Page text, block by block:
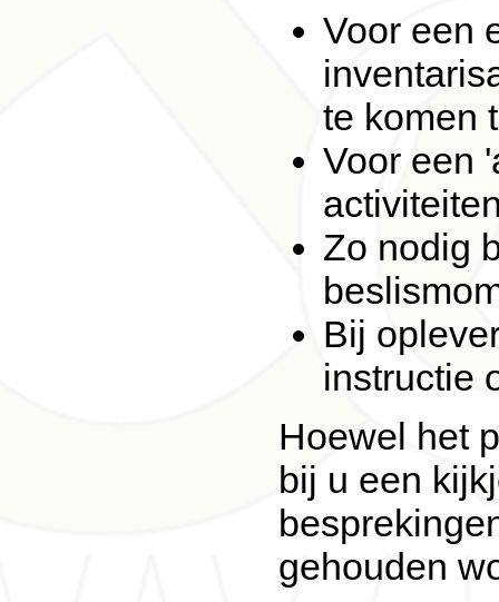
Voor een
te komen
Voor een
Zo nodig
Bij
instructie
Hoewel het
bij u een
gehouden